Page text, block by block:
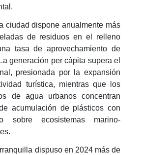
ciudad dispone anualmente más
de residuos en el relleno
tasa de aprovechamiento de
generación per cápita supera el
presionada por la expansión
turística, mientras que los
de agua urbanos concentran
acumulación de plásticos con
sobre ecosistemas marino-
dispuso en 2024 más de